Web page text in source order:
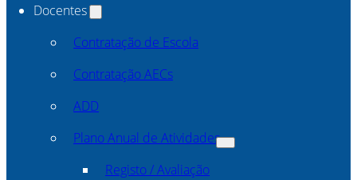
Docentes
Contratação de Escola
Contratação AECs
ADD
Plano Anual de Atividades
Registo / Avaliação